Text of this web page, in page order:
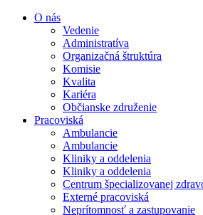
O nás
Vedenie
Administratíva
Organizačná štruktúra
Komisie
Kvalita
Kariéra
Občianske združenie
Pracoviská
Ambulancie
Ambulancie
Kliniky a oddelenia
Kliniky a oddelenia
Centrum špecializovanej
Externé pracoviská
Neprítomnosť a zastupovanie